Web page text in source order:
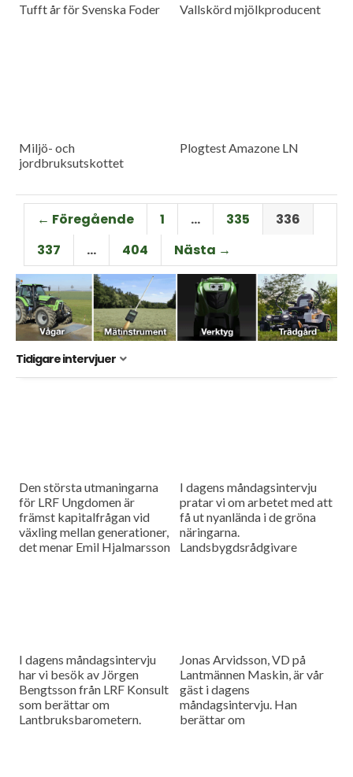
Tufft år för Svenska Foder Vallskörd mjölkproducent
Miljö- och
jordbruksutskottet
Plogtest Amazone LN
← Föregående 1 … 335
336
337
… 404 Nästa →
Tidigare intervjuer
Den största utmaningarna
för LRF Ungdomen är
främst kapitalfrågan vid
växling mellan generationer,
det menar Emil Hjalmarsson
I dagens måndagsintervju
pratar vi om arbetet med att
få ut nyanlända i de gröna
näringarna.
Landsbygdsrådgivare
I dagens måndagsintervju
har vi besök av Jörgen
Bengtsson från LRF Konsult
som berättar om
Lantbruksbarometern.
Jonas Arvidsson, VD på
Lantmännen Maskin, är vår
gäst i dagens
måndagsintervju. Han
berättar om